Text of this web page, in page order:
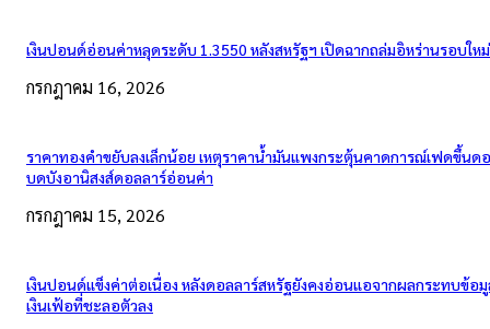
เงินปอนด์อ่อนค่าหลุดระดับ 1.3550 หลังสหรัฐฯ เปิดฉากถล่มอิหร่านรอบใหม่
กรกฎาคม 16, 2026
ราคาทองคำขยับลงเล็กน้อย เหตุราคาน้ำมันแพงกระตุ้นคาดการณ์เฟดขึ้นด
บดบังอานิสงส์ดอลลาร์อ่อนค่า
กรกฎาคม 15, 2026
เงินปอนด์แข็งค่าต่อเนื่อง หลังดอลลาร์สหรัฐยังคงอ่อนแอจากผลกระทบข้อ
เงินเฟ้อที่ชะลอตัวลง